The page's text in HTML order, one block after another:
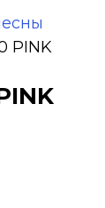
PINK